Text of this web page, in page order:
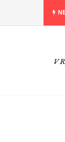
statt nur